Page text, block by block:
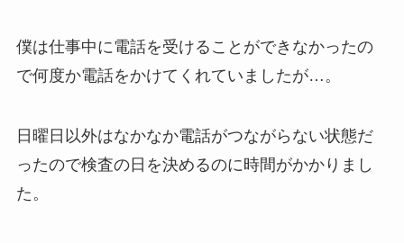
僕は仕事中に電話を受けることができなかったの
で何度か電話をかけてくれていましたが…。
日曜日以外はなかなか電話がつながらない状態だ
ったので検査の日を決めるのに時間がかかりまし
た。